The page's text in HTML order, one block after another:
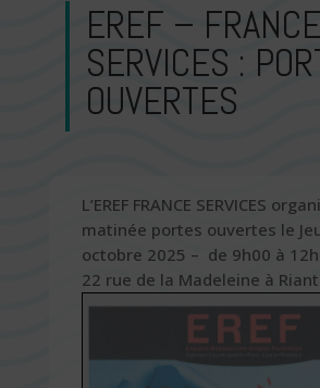
EREF – FRANCE
SERVICES :
OUVERTES
L’EREF FRANCE SERVICES
matinée portes ouvertes le
octobre 2025 – de 9h00 à
22 rue de la Madeleine à